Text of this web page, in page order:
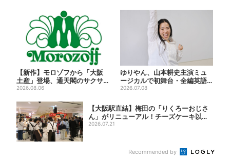
【新作】モロゾフから「大阪
土産」登場、通天閣のサクサ
クスイーツ 6カ所で順次発売
2026.08.06
ゆりやん、山本耕史主演ミュ
ージカルで初舞台・全編英語
「“残った人”になりたい」
2026.07.08
【大阪駅直結】梅田の「りくろーおじさ
ん」がリニューアル！チーズケーキ以外
も充実…...
2026.07.21
Recommended by